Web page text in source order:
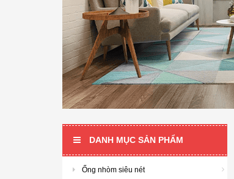
DANH MỤC SẢN PHẨM
Ống nhòm siêu nét